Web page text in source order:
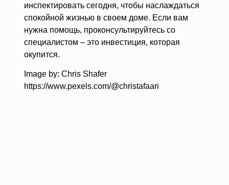
инспектировать сегодня, чтобы наслаждаться
спокойной жизнью в своем доме. Если вам
нужна помощь, проконсультируйтесь со
специалистом – это инвестиция, которая
окупится.
Image by: Chris Shafer
https://www.pexels.com/@christafaari